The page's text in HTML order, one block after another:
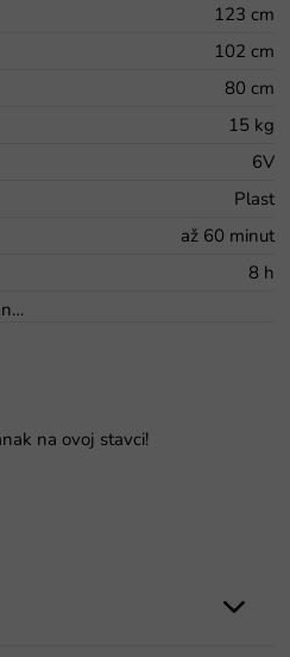
123 cm
102 cm
80 cm
15 kg
6V
Plast
až 60 minut
8 h
na ovoj stavci!